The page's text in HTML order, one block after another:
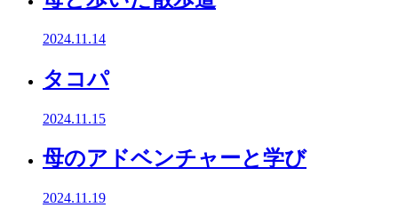
2024.11.14
タコパ
2024.11.15
母のアドベンチャーと学び
2024.11.19